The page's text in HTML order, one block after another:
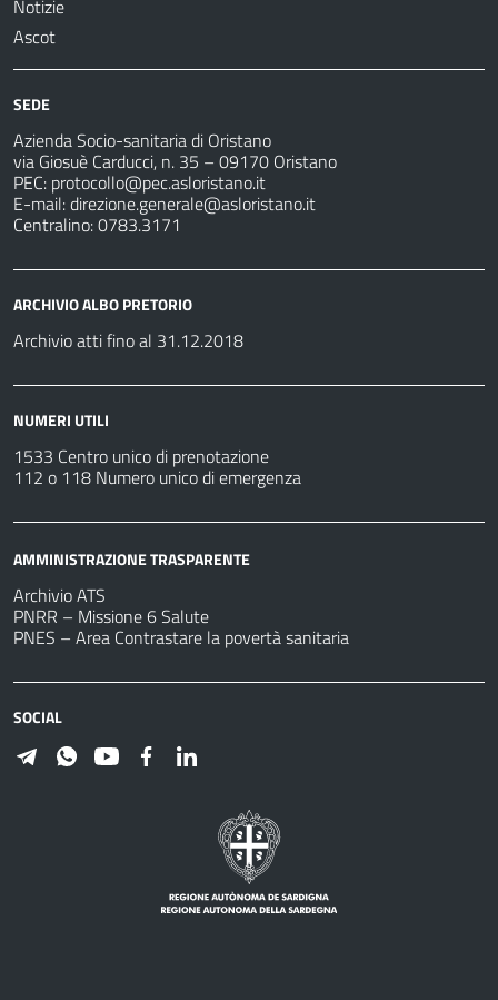
Notizie
Ascot
SEDE
Azienda Socio-sanitaria di Oristano
via Giosuè Carducci, n. 35 – 09170 Oristano
PEC: protocollo@pec.asloristano.it
E-mail:direzione.generale@asloristano.it
Centralino: 0783.3171
ARCHIVIO ALBO PRETORIO
Archivio atti fino al 31.12.2018
NUMERI UTILI
1533 Centro unico di prenotazione
112 o 118 Numero unico di emergenza
AMMINISTRAZIONE TRASPARENTE
Archivio ATS
PNRR – Missione 6 Salute
PNES – Area Contrastare la povertà sanitaria
SOCIAL